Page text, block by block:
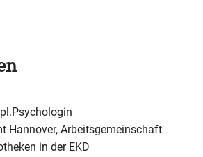
Hannover, Arbeitsgemeinschaft
in der EKD